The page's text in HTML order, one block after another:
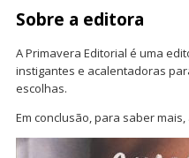
Sobre a editora
A Primavera Editorial é uma
instigantes e acalentadoras
escolhas.
Em conclusão, para saber mais,